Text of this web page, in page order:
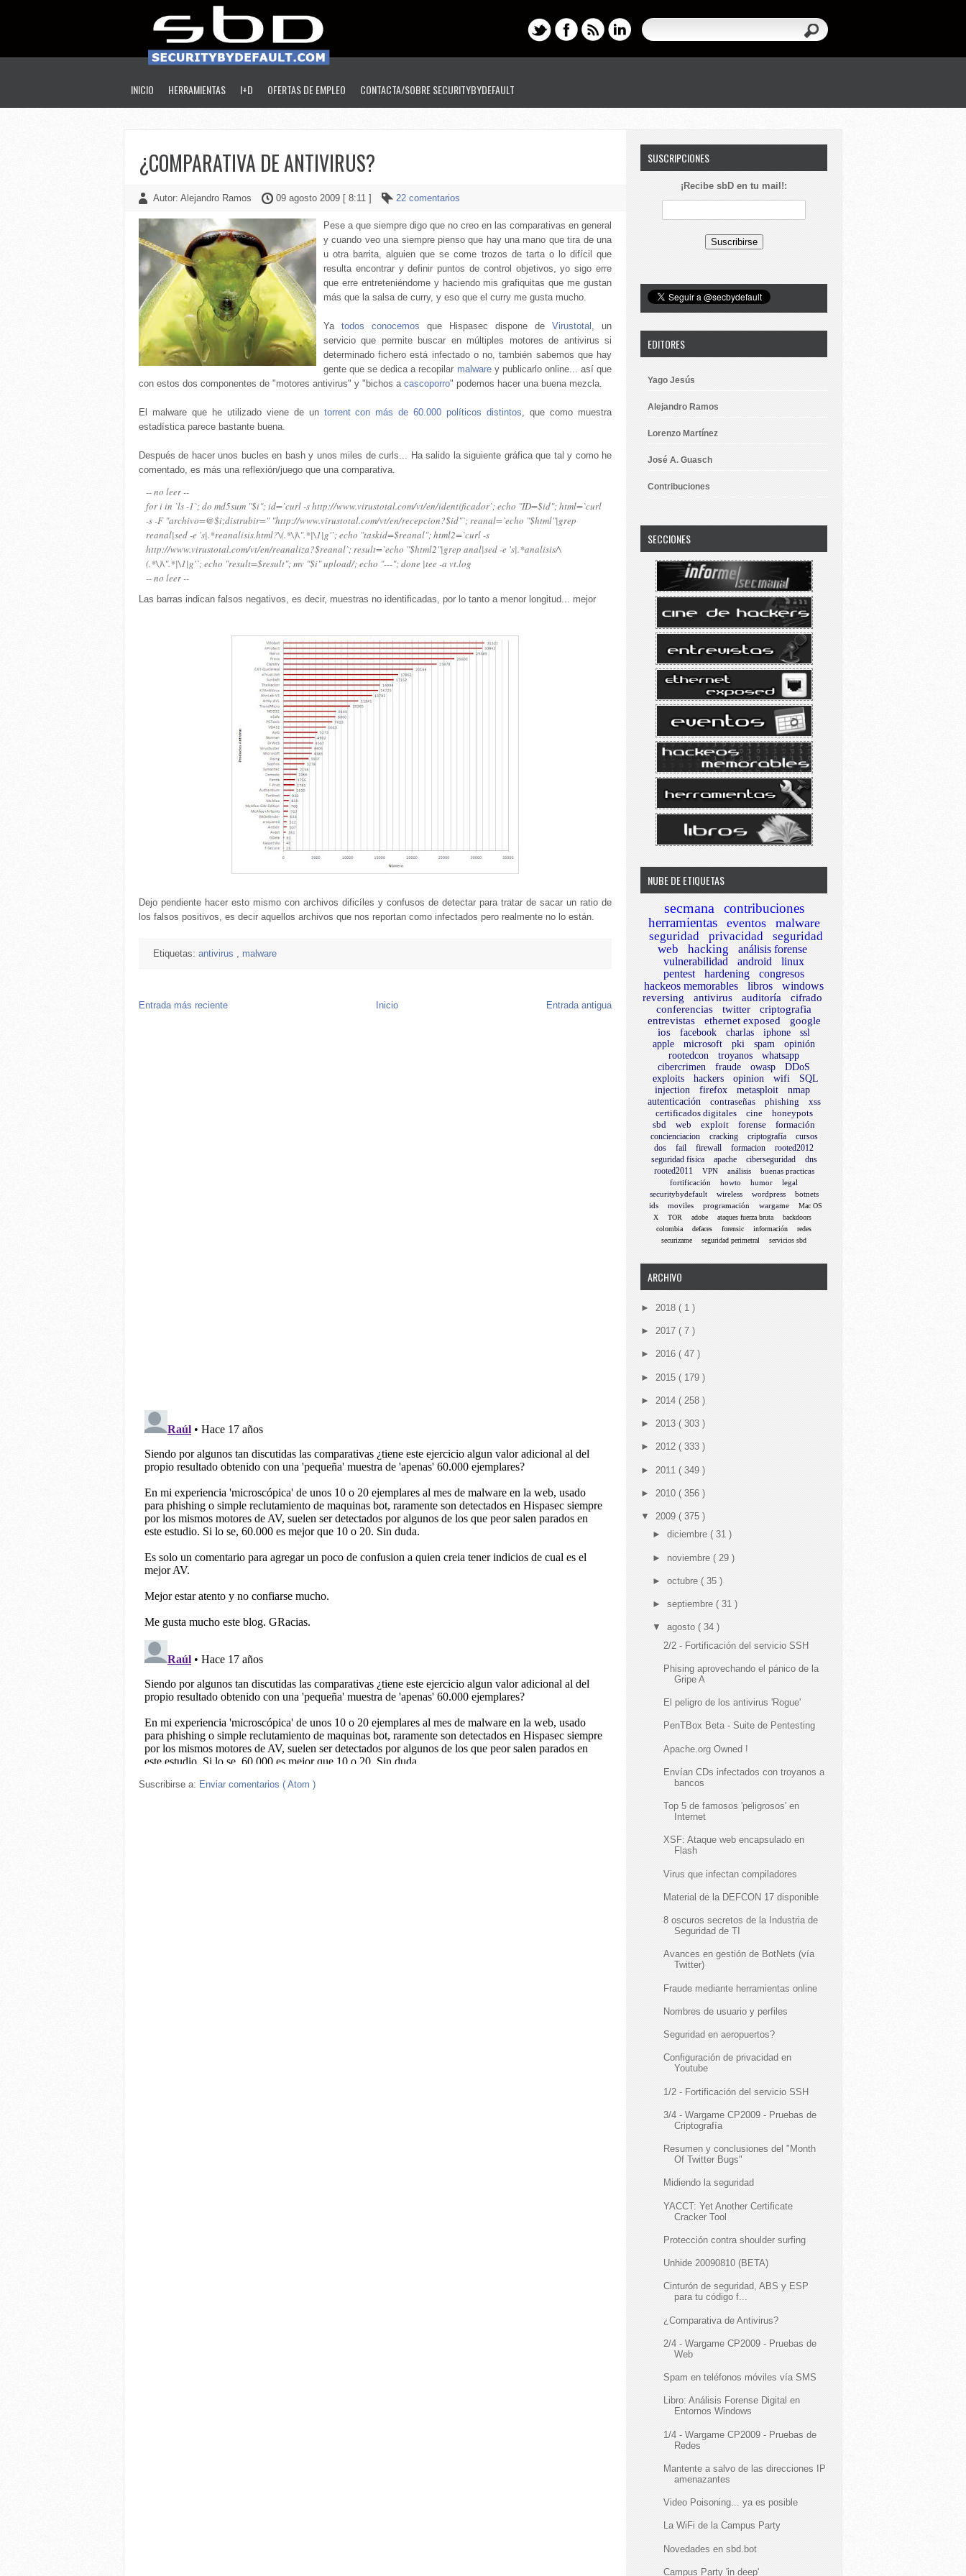
INICIO HERRAMIENTAS I+D OFERTAS DE EMPLEO CONTACTA/SOBRE SECURITYBYDEFAULT
¿COMPARATIVA DE ANTIVIRUS?
Autor: Alejandro Ramos 09 agosto 2009 [ 8:11 ] 22 comentarios
Pese a que siempre digo que no creo en las comparativas en general
y cuando veo una siempre pienso que hay una mano que tira de una
u otra barrita, alguien que se come trozos de tarta o lo difícil que
resulta encontrar y definir puntos de control objetivos, yo sigo erre
que erre entreteniéndome y haciendo mis grafiquitas que me gustan
más que la salsa de curry, y eso que el curry me gusta mucho.
Ya todos conocemos que Hispasec dispone de Virustotal , un
servicio que permite buscar en múltiples motores de antivirus si
determinado fichero está infectado o no, también sabemos que hay
gente que se dedica a recopilar malwarey publicarlo online... así que
con estos dos componentes de "motores antivirus" y "bichos a cascoporro" podemos hacer una buena mezcla.
El malware que he utilizado viene de un torrent con más de 60.000 políticos distintos, que como muestra
estadística parece bastante buena.
Después de hacer unos bucles en bash y unos miles de curls... Ha salido la siguiente gráfica que tal y como he
comentado, es más una reflexión/juego que una comparativa.
-- no leer --
for i in `ls -1`; do md5sum "$i"; id=`curl -s http://www.virustotal.com/vt/en/identificador`; echo "ID=$id"; html=`curl
-s -F "archivo=@$i;distrubir=" "http://www.virustotal.com/vt/en/recepcion?$id"`; reanal=`echo "$html"|grep
reanal|sed -e 's|.*reanalisis.html?\(.*\)\".*|\1|g'`; echo "taskid=$reanal"; html2=`curl -s
http://www.virustotal.com/vt/en/reanaliza?$reanal`; result=`echo "$html2"|grep anal|sed -e 's|.*analisis/\
(.*\)\".*|\1|g'`; echo "result=$result"; mv "$i" upload/; echo "---"; done |tee -a vt.log
-- no leer --
Las barras indican falsos negativos, es decir, muestras no identificadas, por lo tanto a menor longitud... mejor
Dejo pendiente hacer esto mismo con archivos dificíles y confusos de detectar para tratar de sacar un ratio de
los falsos positivos, es decir aquellos archivos que nos reportan como infectados pero realmente no lo están.
Etiquetas: antivirus , malware
Entrada más reciente Entrada antigua
Inicio
Suscribirse a: Enviar comentarios ( Atom )
SUSCRIPCIONES
¡Recibe sbD en tu mail!:
EDITORES
Yago Jesús
Alejandro Ramos
Lorenzo Martínez
José A. Guasch
Contribuciones
SECCIONES
NUBE DE ETIQUETAS
secmana
contribuciones
herramientas
eventos malware
seguridad privacidad
seguridad
web
hacking
análisis forense
vulnerabilidad
android
linux
pentest
hardening
congresos
hackeos memorables
libros windows
reversing antivirus auditoría
cifrado
conferencias
twitter
criptografia
entrevistas
ethernet exposed
google
ios
facebook charlas iphone
ssl
apple
microsoft pki spam
opinión
rootedcon
troyanos
whatsapp
cibercrimen
fraude owasp
DDoS
exploits
hackers opinion wifi
SQL
injection
firefox metasploit
nmap
autenticación
contraseñas phishing
xss
certificados digitales
cine
honeypots
sbd
web exploit forense formación
concienciacion cracking criptografía
cursos
dos
fail firewall formacion
rooted2012
seguridad física
apache ciberseguridad
dns
rooted2011
VPN análisis
buenas practicas
fortificación
howto humor
legal
securitybydefault
wireless wordpress
botnets
ids
moviles programación wargame
Mac OS
X
TOR adobe ataques fuerza bruta
backdoors
colombia
defaces forensic información
redes
securizame
seguridad perimetral servicios sbd
ARCHIVO
► 2018 ( 1 )
► 2017 ( 7 )
► 2016 ( 47 )
► 2015 ( 179 )
► 2014 ( 258 )
► 2013 ( 303 )
► 2012 ( 333 )
► 2011 ( 349 )
► 2010 ( 356 )
▼ 2009 ( 375 )
► diciembre ( 31 )
► noviembre ( 29 )
► octubre ( 35 )
► septiembre ( 31 )
▼ agosto ( 34 )
2/2 - Fortificación del servicio SSH
Phising aprovechando el pánico de la
Gripe A
El peligro de los antivirus 'Rogue'
PenTBox Beta - Suite de Pentesting
Apache.org Owned !
Envían CDs infectados con troyanos a
bancos
Top 5 de famosos 'peligrosos' en
Internet
XSF: Ataque web encapsulado en
Flash
Virus que infectan compiladores
Material de la DEFCON 17 disponible
8 oscuros secretos de la Industria de
Seguridad de TI
Avances en gestión de BotNets (vía
Twitter)
Fraude mediante herramientas online
Nombres de usuario y perfiles
Seguridad en aeropuertos?
Configuración de privacidad en
Youtube
1/2 - Fortificación del servicio SSH
3/4 - Wargame CP2009 - Pruebas de
Criptografía
Resumen y conclusiones del "Month
Of Twitter Bugs"
Midiendo la seguridad
YACCT: Yet Another Certificate
Cracker Tool
Protección contra shoulder surfing
Unhide 20090810 (BETA)
Cinturón de seguridad, ABS y ESP
para tu código f...
¿Comparativa de Antivirus?
2/4 - Wargame CP2009 - Pruebas de
Web
Spam en teléfonos móviles vía SMS
Libro: Análisis Forense Digital en
Entornos Windows
1/4 - Wargame CP2009 - Pruebas de
Redes
Mantente a salvo de las direcciones IP
amenazantes
Video Poisoning... ya es posible
La WiFi de la Campus Party
Novedades en sbd.bot
Campus Party 'in deep'